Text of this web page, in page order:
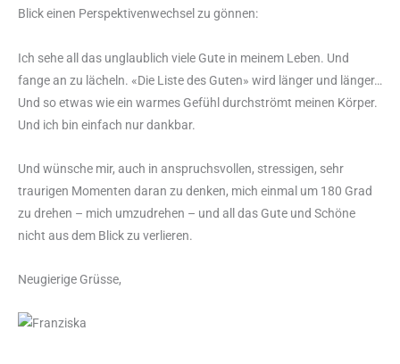
Blick einen Perspektivenwechsel zu gönnen:
Ich sehe all das unglaublich viele Gute in meinem Leben. Und
fange an zu lächeln. «Die Liste des Guten» wird länger und länger…
Und so etwas wie ein warmes Gefühl durchströmt meinen Körper.
Und ich bin einfach nur dankbar.
Und wünsche mir, auch in anspruchsvollen, stressigen, sehr
traurigen Momenten daran zu denken, mich einmal um 180 Grad
zu drehen – mich umzudrehen – und all das Gute und Schöne
nicht aus dem Blick zu verlieren.
Neugierige Grüsse,